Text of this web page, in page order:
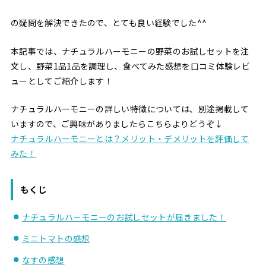
の疑問を解決できたので、とても良い経験でした^^
本記事では、ナチュラルハーモニーの野菜のお試しセットを注
文し、野菜1品1品を調理し、食べてみた感想を口コミ体験レビ
ューとしてご紹介します！
ナチュラルハーモニーの詳しい特徴については、別途掲載して
いますので、ご興味がありましたらこちらよりどうぞ↓
ナチュラルハーモニーとは？メリット・デメリットを評価して
みた！
もくじ
ナチュラルハーモニーのお試しセットが届きました！
ミニトマトの感想
なすの感想